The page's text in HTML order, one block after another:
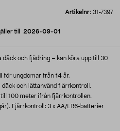
Artikelnr: 31-7397
till 2026-09-01
och fjädring – kan köra upp till 30
för ungdomar från 14 år.
och lättanvänd fjärrkontroll.
100 meter ifrån fjärrkontrollen.
Fjärrkontroll: 3 x AA/LR6-batterier